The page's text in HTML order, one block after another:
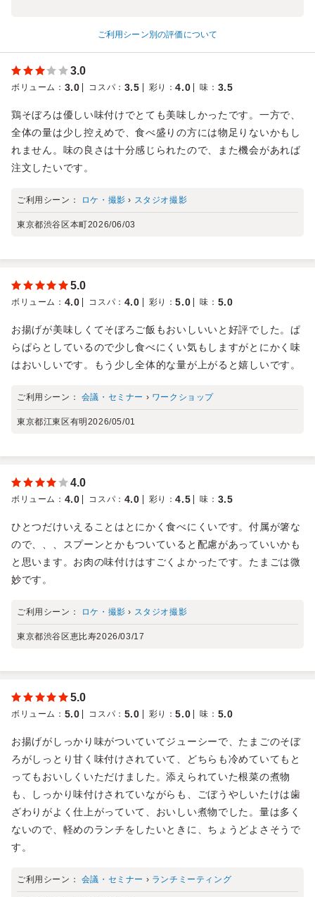
ご利用シーン別の評価について
3.0
ボリューム ： 3.0 コスパ ： 3.5 彩り ：4.0 味 ： 3.5
鶏そぼろは優しい味付けでとても美味しかったです。一方で、
全体の量は少し控えめで、食べ盛りの方には物足りないかもし
れません。味の良さは十分感じられたので、また機会があれば
注文したいです。
ご利用シーン： ロケ・撮影 › スタジオ撮影
東京都渋谷区本町2026/06/03
5.0
ボリューム ： 4.0 コスパ ： 4.0 彩り ：5.0 味 ： 5.0
お揚げが美味しくてそぼろご飯もおいしいいと好評でした。ぱ
らぱらとしているので少し食べにくい気もしますがとにかく味
はおいしいです。もう少し全体的な量が上がると嬉しいです。
ご利用シーン： 会議・セミナー › ワークショップ
東京都江東区有明2026/05/01
4.0
ボリューム ： 4.0 コスパ ： 4.0 彩り ：4.5 味 ： 3.5
ひとつだけいえることはとにかく食べにくいです。付属が箸な
ので、、、スプーンとかもついていると配慮があっていいかも
と思います。お肉の味付けはすごくよかったです。たまごは微
妙です。
ご利用シーン： ロケ・撮影 › スタジオ撮影
東京都渋谷区恵比寿2026/03/17
5.0
ボリューム ： 5.0 コスパ ： 5.0 彩り ：5.0 味 ： 5.0
お揚げがしっかり味がついていてジューシーで、たまごのそぼ
ろがしっとり甘く味付けされていて、どちらも冷めていてもと
ってもおいしくいただけました。添えられていた根菜の煮物
も、しっかり味付けされていながらも、ごぼうやしいたけは歯
ざわりがよく仕上がっていて、おいしい煮物でした。量は多く
ないので、軽めのランチをしたいときに、ちょうどよさそうで
す。
ご利用シーン： 会議・セミナー › ランチミーティング